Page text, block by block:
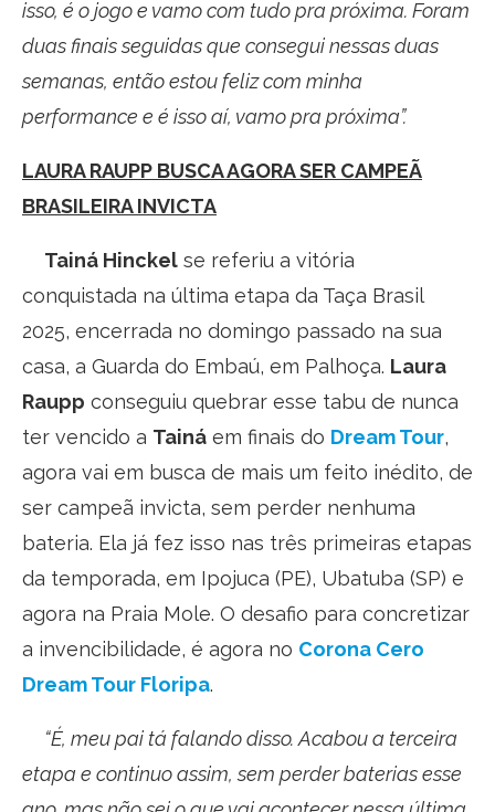
isso, é o jogo e vamo com tudo pra próxima. Foram
duas finais seguidas que consegui nessas duas
semanas, então estou feliz com minha
performance e é isso aí, vamo pra próxima”.
LAURA RAUPP BUSCA AGORA SER CAMPEÃ
BRASILEIRA INVICTA
Tainá Hinckel se referiu a vitória
conquistada na última etapa da Taça Brasil
2025, encerrada no domingo passado na sua
casa, a Guarda do Embaú, em Palhoça. Laura
Raupp conseguiu quebrar esse tabu de nunca
ter vencido a Tainá em finais do Dream Tour,
agora vai em busca de mais um feito inédito, de
ser campeã invicta, sem perder nenhuma
bateria. Ela já fez isso nas três primeiras etapas
da temporada, em Ipojuca (PE), Ubatuba (SP) e
agora na Praia Mole. O desafio para concretizar
a invencibilidade, é agora no Corona Cero
Dream Tour Floripa.
“É, meu pai tá falando disso. Acabou a terceira
etapa e continuo assim, sem perder baterias esse